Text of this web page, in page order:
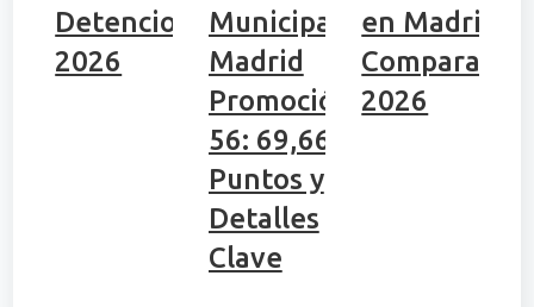
Detenciones
2026
Municipal
Madrid
Promoción
56: 69,66
Puntos y
Detalles
Clave
en Madrid:
Comparativa
2026